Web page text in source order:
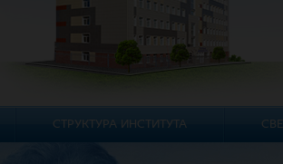
СТРУКТУРА ИНСТИТУТА